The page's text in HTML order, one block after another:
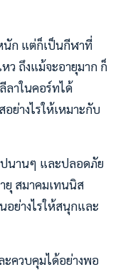
นัก แต่ก็เป็นกีฬาที่
ว ถึงแม้จะอายุมาก ก็
ลาในคอร์ทได้
ย่างไรให้เหมาะกับ
ปนานๆ และปลอดภัย
ยุ สมาคมเทนนิส
อย่างไรให้สนุกและ
ะควบคุมได้อย่างพอ